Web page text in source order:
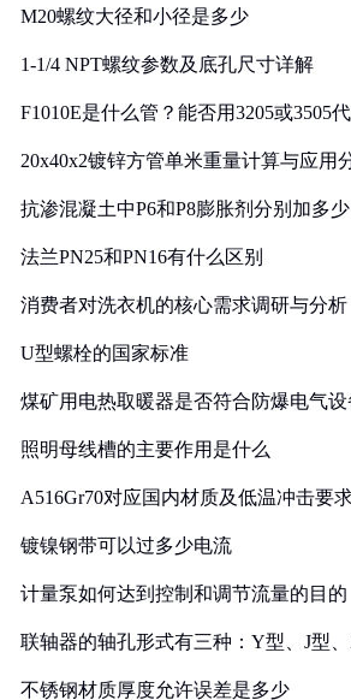
M20螺纹大径和小径是多少
1-1/4 NPT螺纹参数及底孔尺寸详解
F1010E是什么管？能否用3205或3505
20x40x2镀锌方管单米重量计算与应用
抗渗混凝土中P6和P8膨胀剂分别加多少
法兰PN25和PN16有什么区别
消费者对洗衣机的核心需求调研与分析
U型螺栓的国家标准
煤矿用电热取暖器是否符合防爆电气
照明母线槽的主要作用是什么
A516Gr70对应国内材质及低温冲击要
镀镍钢带可以过多少电流
计量泵如何达到控制和调节流量的目的
联轴器的轴孔形式有三种：Y型、J型
不锈钢材质厚度允许误差是多少